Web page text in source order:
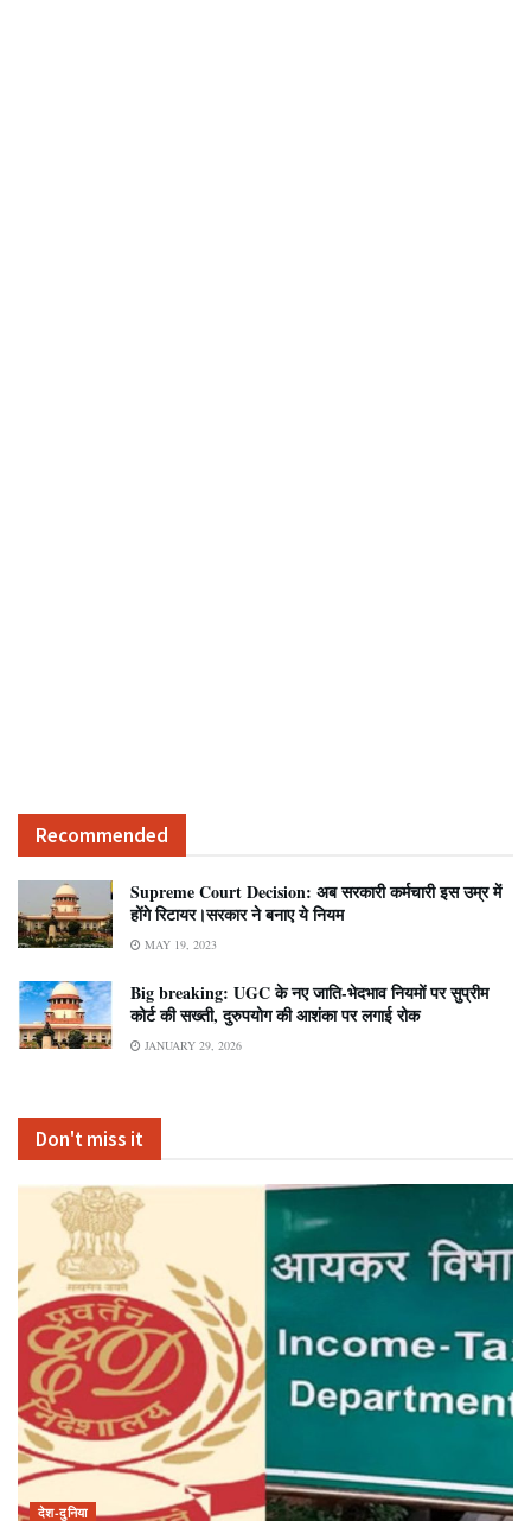
Recommended
Supreme Court Decision: अब सरकारी कर्मचारी इस उम्र में
होंगे रिटायर।सरकार ने बनाए ये नियम
MAY 19, 2023
Big breaking: UGC के नए जाति-भेदभाव नियमों पर सुप्रीम
कोर्ट की सख्ती, दुरुपयोग की आशंका पर लगाई रोक
JANUARY 29, 2026
Don't miss it
देश-दुनिया